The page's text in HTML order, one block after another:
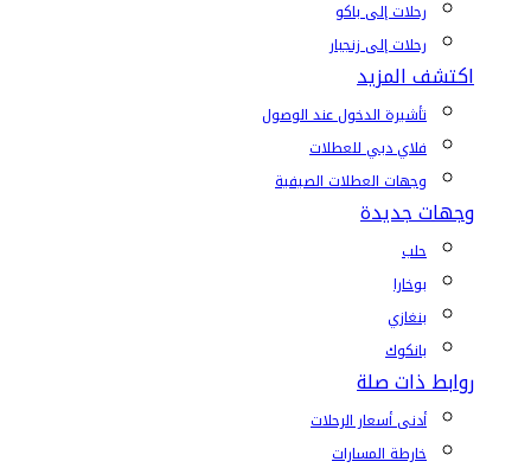
رحلات إلى باكو
رحلات إلى زنجبار
اكتشف المزيد
تأشيرة الدخول عند الوصول
فلاي دبي للعطلات
وجهات العطلات الصيفية
وجهات جديدة
حلب
بوخارا
بنغازي
بانكوك
روابط ذات صلة
أدنى أسعار الرحلات
خارطة المسارات